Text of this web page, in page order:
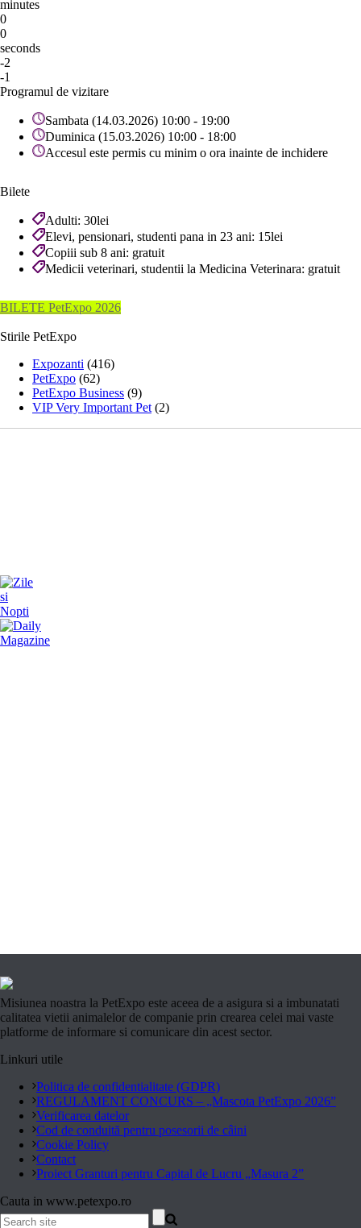
minutes
0
0
seconds
-2
-1
Programul de vizitare
Sambata (14.03.2026) 10:00 - 19:00
Duminica (15.03.2026) 10:00 - 18:00
Accesul este permis cu minim o ora inainte de inchidere
Bilete
Adulti: 30lei
Elevi, pensionari, studenti pana in 23 ani: 15lei
Copiii sub 8 ani: gratuit
Medicii veterinari, studentii la Medicina Veterinara: gratuit
BILETE PetExpo 2026
Stirile PetExpo
Expozanti (416)
PetExpo (62)
PetExpo Business (9)
VIP Very Important Pet (2)
Misiunea noastra la PetExpo este aceea de a asigura si a imbunatati
calitatea vietii animalelor de companie prin crearea celei mai vaste
platforme de informare si comunicare din acest sector.
Linkuri utile
Politica de confidentialitate (GDPR)
REGULAMENT CONCURS – „Mascota PetExpo 2026”
Verificarea datelor
Cod de conduită pentru posesorii de câini
Cookie Policy
Contact
Proiect Granturi pentru Capital de Lucru „Masura 2”
Cauta in www.petexpo.ro